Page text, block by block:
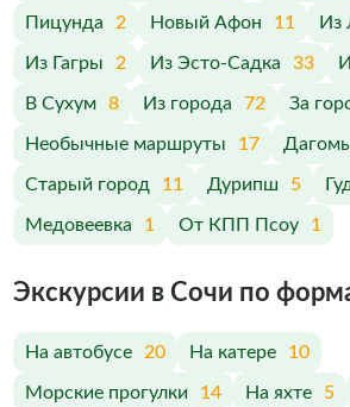
Пицунда 2 Новый Афон 11 Из
Из Гагры 2 Из Эсто-Садка 33
В Сухум 8 Из города 72 За
Необычные маршруты 17
Старый город 11 Дурипш 5
Медовеевка 1 От КПП Псоу 1
Экскурсии в Сочи по
На автобусе 20 На катере 10
Морские прогулки 14 На яхте 5